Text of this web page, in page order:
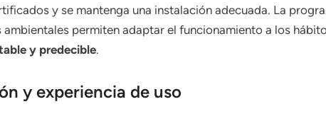
y se mantenga una instalación adecuada. La
permiten adaptar el funcionamiento a los
y predecible.
y experiencia de uso